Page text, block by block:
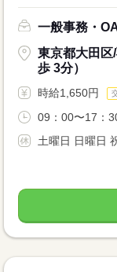
一般事務・
東京都大田区
歩 3分）
時給1,650円
09：00〜17：
土曜日 日曜日